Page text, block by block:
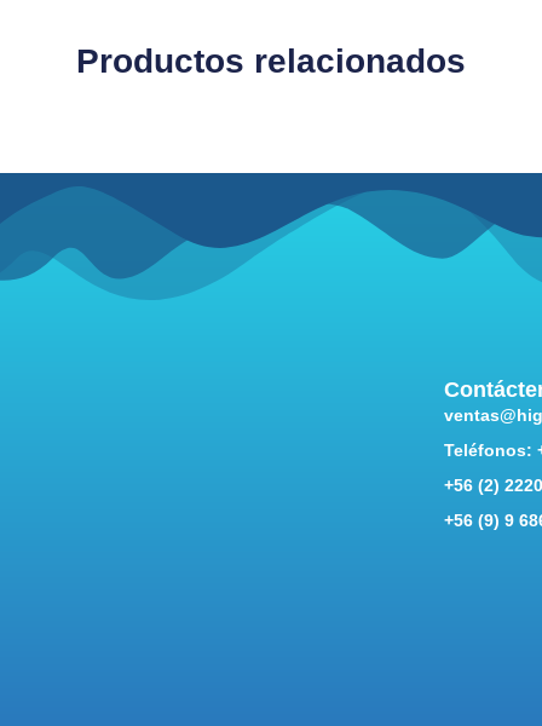
Productos relacionados
Teléfonos:
+56 (2)
+56 (9) 9